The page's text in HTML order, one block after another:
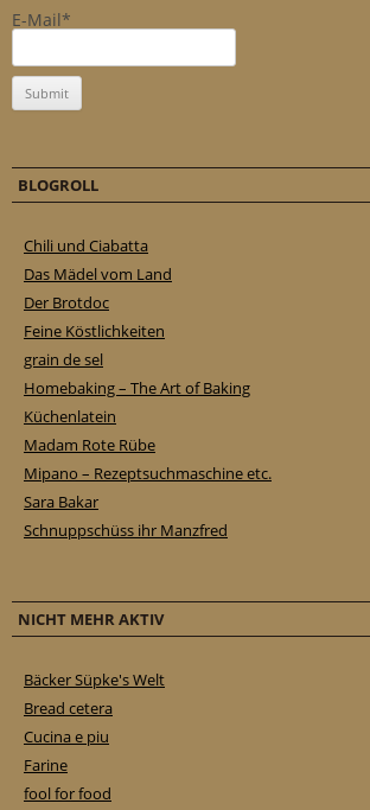
E-Mail*
BLOGROLL
Chili und Ciabatta
Das Mädel vom Land
Der Brotdoc
Feine Köstlichkeiten
grain de sel
Homebaking – The Art of Baking
Küchenlatein
Madam Rote Rübe
Mipano – Rezeptsuchmaschine etc.
Sara Bakar
Schnuppschüss ihr Manzfred
NICHT MEHR AKTIV
Bäcker Süpke's Welt
Bread cetera
Cucina e piu
Farine
fool for food